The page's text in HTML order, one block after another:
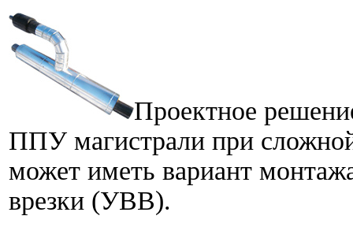
Проектное
ППУ магистрали при
может иметь вариант
врезки (УВВ).